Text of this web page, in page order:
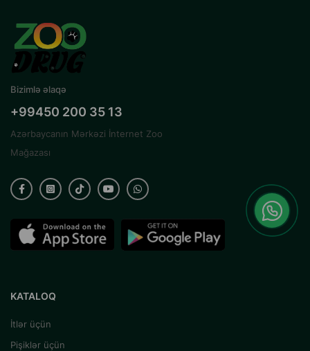
Bizimlə əlaqə
+99450 200 35 13
Azərbaycanın Mərkəzi İnternet Zoo
Mağazası
KATALOQ
İtlər üçün
Pişiklər üçün